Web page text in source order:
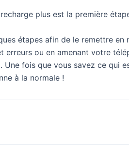
plus est la première
étapes afin de le remettre
erreurs ou en amenant votre
fois que vous savez ce qui
à la normale !